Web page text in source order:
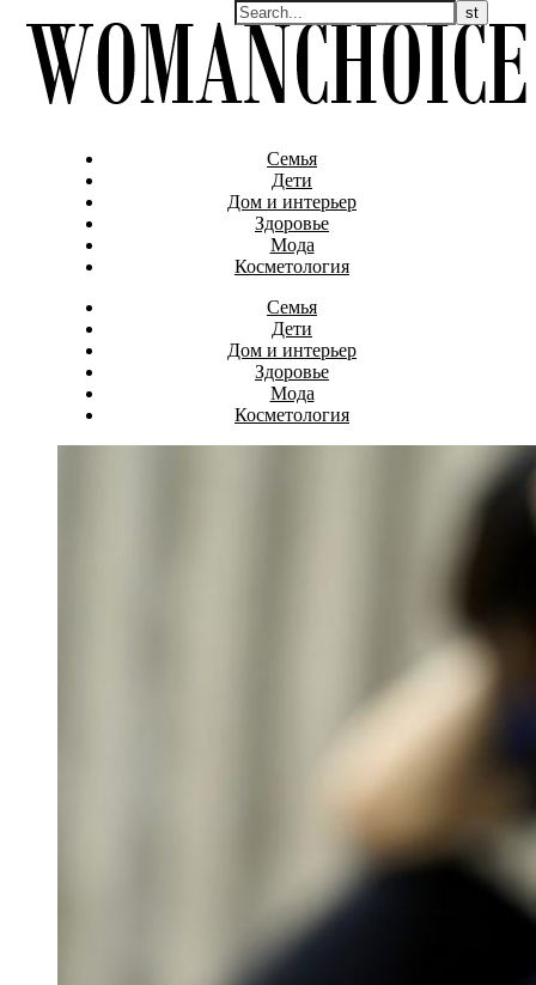
Семья
Дети
Дом и интерьер
Здоровье
Мода
Косметология
Семья
Дети
Дом и интерьер
Здоровье
Мода
Косметология